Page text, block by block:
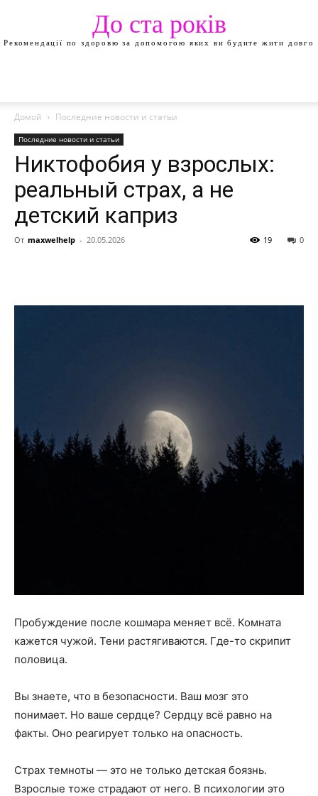
До ста років
Рекомендації по здоровю за допомогою яких ви будите жити довго
Домой Последние новости и статьи
Последние новости и статьи
Никтофобия у взрослых:
реальный страх, а не
детский каприз
От maxwelhelp - 20.05.2026 0
19
Пробуждение после кошмара меняет всё. Комната
кажется чужой. Тени растягиваются. Где-то скрипит
половица.
Вы знаете, что в безопасности. Ваш мозг это
понимает. Но ваше сердце? Сердцу всё равно на
факты. Оно реагирует только на опасность.
Страх темноты — это не только детская боязнь.
Взрослые тоже страдают от него. В психологии это